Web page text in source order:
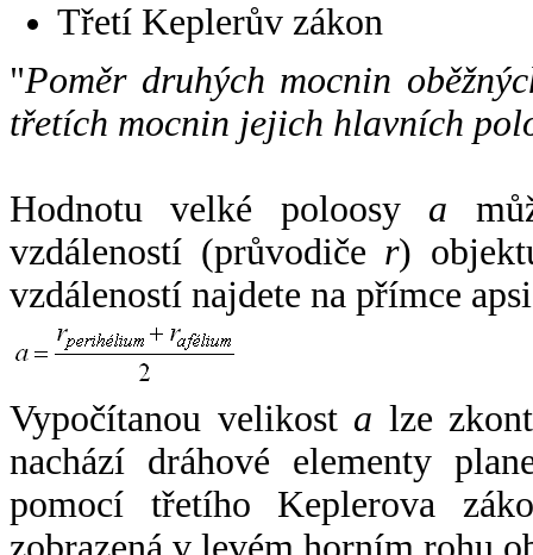
Třetí Keplerův zákon
"Poměr druhých mocnin
třetích mocnin jejich hlavních
Hodnotu velké poloosy a
vzdáleností (průvodiče r)
vzdáleností najdete na přímce
Vypočítanou velikost a lze
nachází dráhové elementy
pomocí třetího Keplerova